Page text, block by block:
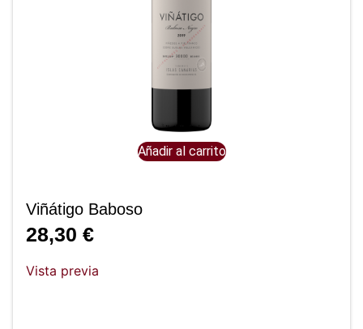
Añadir al carrito
Viñátigo Baboso
28,30 €
Vista previa